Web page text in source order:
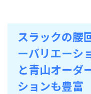
スラックの腰
ーバリエーシ
と青山オーダ
ションも豊富